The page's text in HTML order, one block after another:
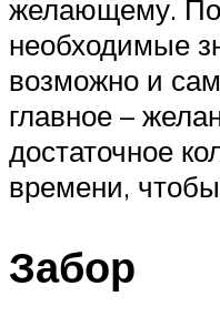
желающему.
необходимые
возможно и
главное –
достаточное
времени,
Забор